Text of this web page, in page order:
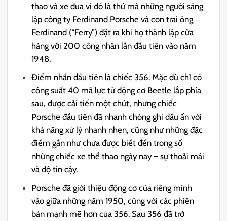
thao và xe đua vì đó là thứ mà những người sáng
lập công ty Ferdinand Porsche và con trai ông
Ferdinand (“Ferry”) đặt ra khi họ thành lập cửa
hàng với 200 công nhân lần đầu tiên vào năm
1948.
Điểm nhấn đầu tiên là chiếc 356. Mặc dù chỉ có
công suất 40 mã lực từ động cơ Beetle lắp phía
sau, được cải tiến một chút, nhưng chiếc
Porsche đầu tiên đã nhanh chóng ghi dấu ấn với
khả năng xử lý nhanh nhẹn, cũng như những đặc
điểm gần như chưa được biết đến trong số
những chiếc xe thể thao ngày nay – sự thoải mái
và độ tin cậy.
Porsche đã giới thiệu động cơ của riêng mình
vào giữa những năm 1950, cùng với các phiên
bản mạnh mẽ hơn của 356. Sau 356 đã trở